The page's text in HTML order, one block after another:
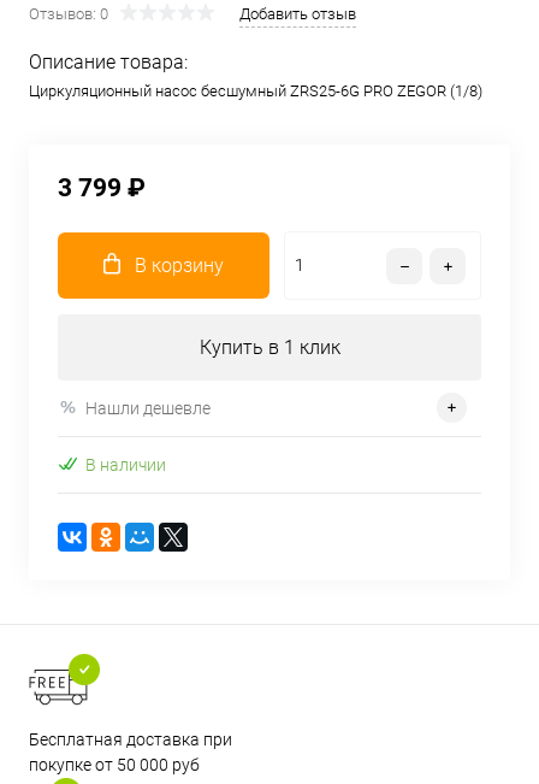
Отзывов: 0 Добавить отзыв
Описание товара:
Циркуляционный насос бесшумный ZRS25-6G PRO ZEGOR (1/8)
3 799 ₽
В корзину
Купить в 1 клик
Нашли дешевле
В наличии
Бесплатная доставка при
покупке от 50 000 руб